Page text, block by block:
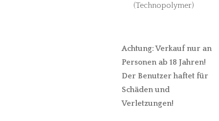
(Technopolymer)
Achtung: Verkauf nur an
Personen ab 18 Jahren!
Der Benutzer haftet für
Schäden und
Verletzungen!